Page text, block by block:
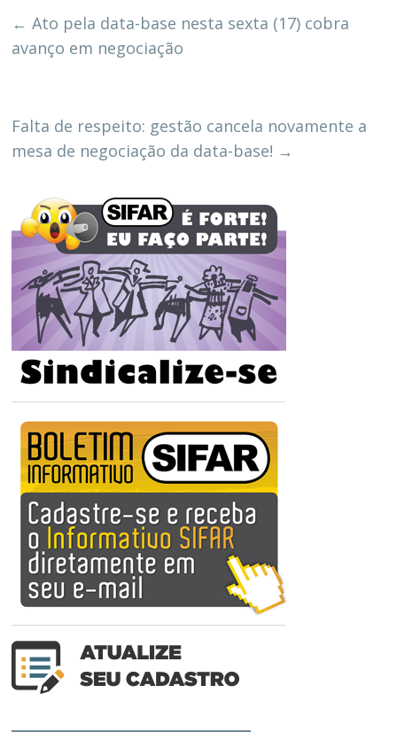
← Ato pela data-base nesta sexta (17) cobra
avanço em negociação
Falta de respeito: gestão cancela novamente a
mesa de negociação da data-base! →